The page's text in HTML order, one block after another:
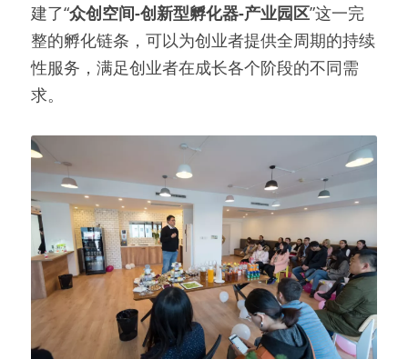
建了“众创空间-创新型孵化器-产业园区”这一完
整的孵化链条，可以为创业者提供全周期的持续
性服务，满足创业者在成长各个阶段的不同需
求。